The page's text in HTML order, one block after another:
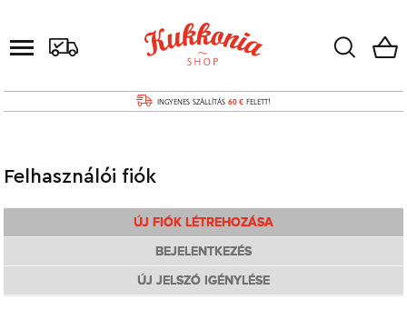
INGYENES SZÁLLÍTÁS 60 € FELETT!
Felhasználói fiók
ÚJ FIÓK LÉTREHOZÁSA
BEJELENTKEZÉS
ÚJ JELSZÓ IGÉNYLÉSE